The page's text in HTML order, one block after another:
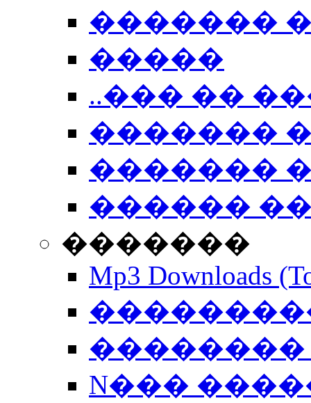
�������
�����
..��� ��
�������
�������
������
�������
Mp3 Downloads
��������
N���